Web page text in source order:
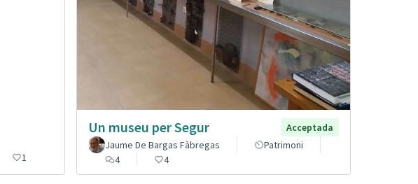
1
Un museu per Segur
Acceptada
Jaume De Bargas Fàbregas
Patrimoni
4
4